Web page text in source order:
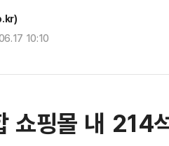
10:10
쇼핑몰 내 214